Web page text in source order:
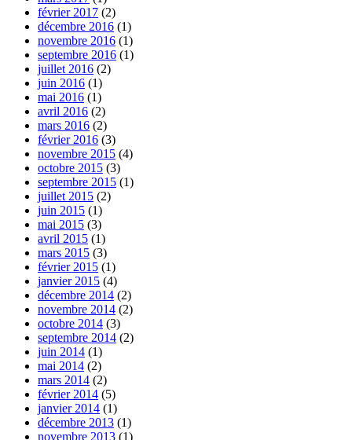
février 2017 (2)
décembre 2016 (1)
novembre 2016 (1)
septembre 2016 (1)
juillet 2016 (2)
juin 2016 (1)
mai 2016 (1)
avril 2016 (2)
mars 2016 (2)
février 2016 (3)
novembre 2015 (4)
octobre 2015 (3)
septembre 2015 (1)
juillet 2015 (2)
juin 2015 (1)
mai 2015 (3)
avril 2015 (1)
mars 2015 (3)
février 2015 (1)
janvier 2015 (4)
décembre 2014 (2)
novembre 2014 (2)
octobre 2014 (3)
septembre 2014 (2)
juin 2014 (1)
mai 2014 (2)
mars 2014 (2)
février 2014 (5)
janvier 2014 (1)
décembre 2013 (1)
novembre 2013 (1)